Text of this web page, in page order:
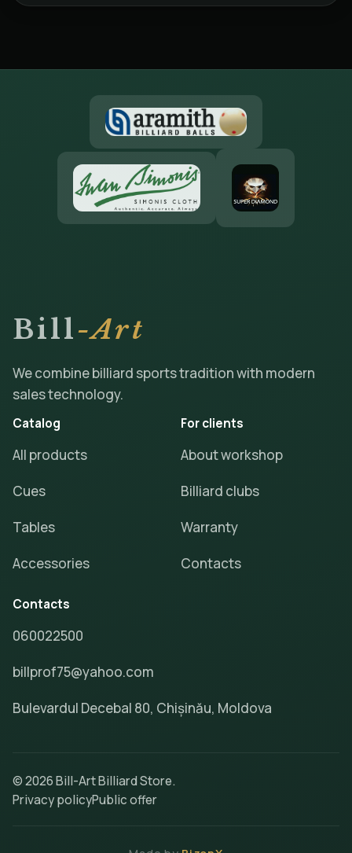
Bill-Art
We combine billiard sports tradition with modern
sales technology.
Catalog
All products
Cues
Tables
Accessories
For clients
About workshop
Billiard clubs
Warranty
Contacts
Contacts
060022500
billprof75@yahoo.com
Bulevardul Decebal 80, Chișinău, Moldova
© 2026 Bill-Art Billiard Store.
Privacy policyPublic offer